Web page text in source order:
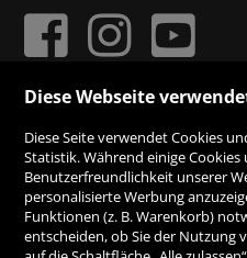
Vorauskasse
Diese Webseite
Diese Seite verwendet Cookies
Statistik. Während einige Cookies
Benutzerfreundlichkeit unserer
personalisierte Werbung
Funktionen (z. B. Warenkorb)
entscheiden, ob Sie der Nutzung